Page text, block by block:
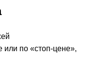
или по «стоп-цене»,